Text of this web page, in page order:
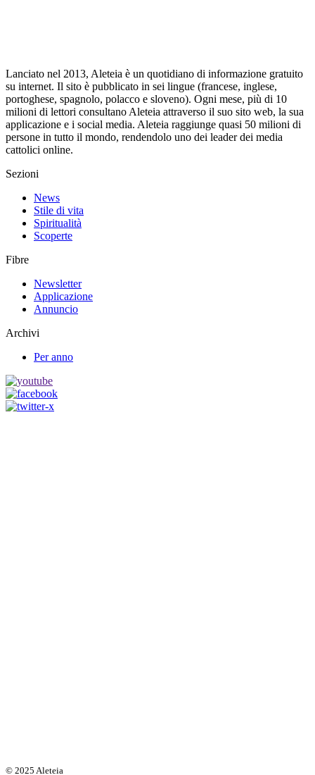
Lanciato nel 2013, Aleteia è un quotidiano di informazione gratuito
su internet. Il sito è pubblicato in sei lingue (francese, inglese,
portoghese, spagnolo, polacco e sloveno). Ogni mese, più di 10
milioni di lettori consultano Aleteia attraverso il suo sito web, la sua
applicazione e i social media. Aleteia raggiunge quasi 50 milioni di
persone in tutto il mondo, rendendolo uno dei leader dei media
cattolici online.
Sezioni
News
Stile di vita
Spiritualità
Scoperte
Fibre
Newsletter
Applicazione
Annuncio
Archivi
Per anno
© 2025 Aleteia